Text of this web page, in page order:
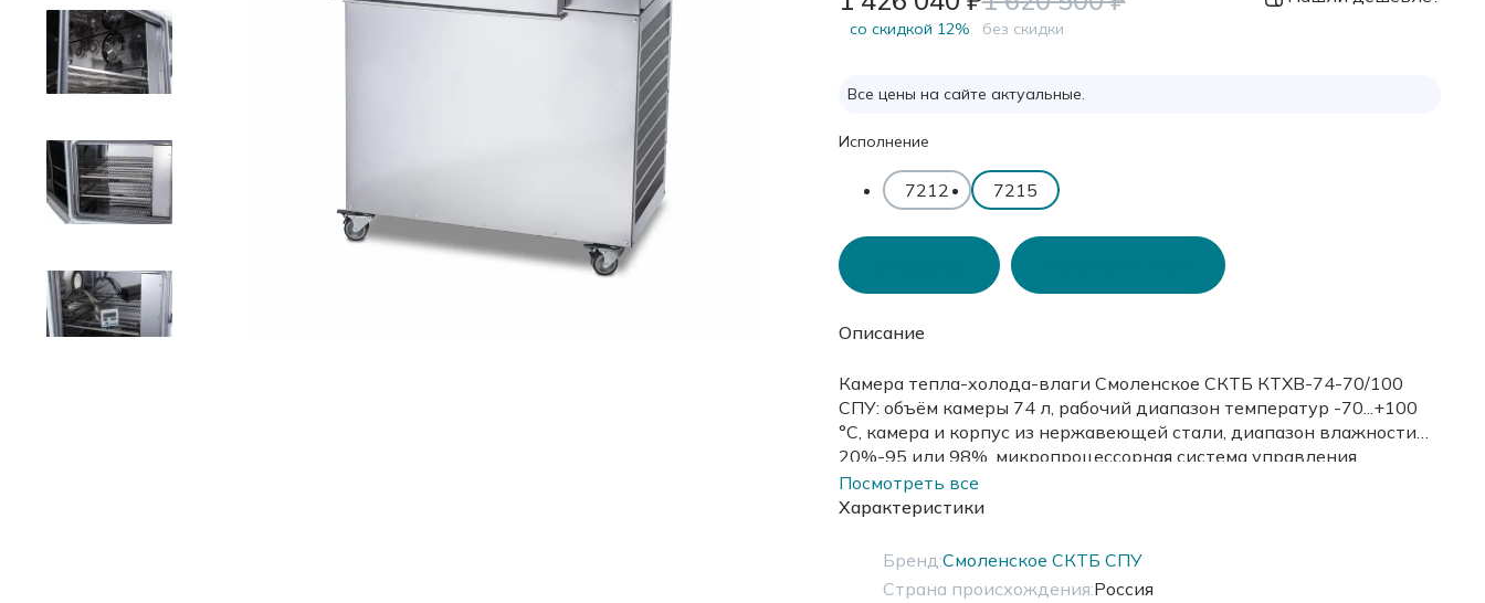
cо скидкой 12% без скидки
Все цены на сайте актуальные.
Исполнение
7212 7215
Описание
Камера тепла-холода-влаги Смоленское СКТБ КТХВ-74-70/100
СПУ: объём камеры 74 л, рабочий диапазон температур -70...+100
°С, камера и корпус из нержавеющей стали, диапазон влажности
20%-95 или 98%, микропроцессорная система управления.
Посмотреть все
Характеристики
Бренд:Смоленское СКТБ СПУ
Страна происхождения:Россия